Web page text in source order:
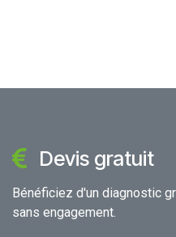
Devis gratuit
Bénéficiez d'un diagnostic
sans engagement.